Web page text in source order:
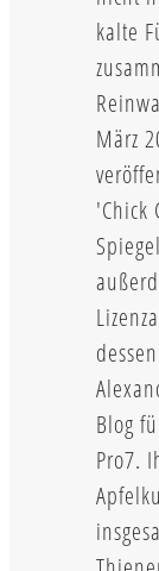
kalte
März
'Chick
Blog
Pro7.